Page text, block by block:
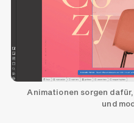
Animationen sorgen
und